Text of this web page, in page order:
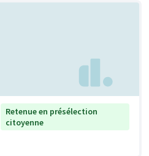
Retenue en présélection
citoyenne